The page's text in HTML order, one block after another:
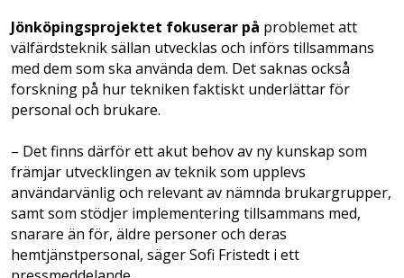
Jönköpingsprojektet fokuserar på problemet att
välfärdsteknik sällan utvecklas och införs tillsammans
med dem som ska använda dem. Det saknas också
forskning på hur tekniken faktiskt underlättar för
personal och brukare.
– Det finns därför ett akut behov av ny kunskap som
främjar utvecklingen av teknik som upplevs
användarvänlig och relevant av nämnda brukargrupper,
samt som stödjer implementering tillsammans med,
snarare än för, äldre personer och deras
hemtjänstpersonal, säger Sofi Fristedt i ett